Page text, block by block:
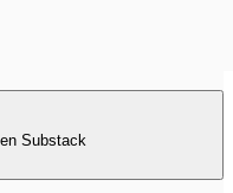
Substack